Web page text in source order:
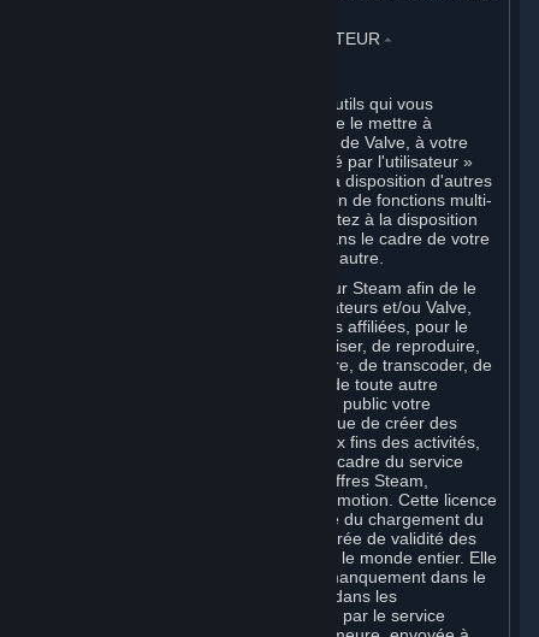
6. CONTENU GÉNÉRÉ PAR L'UTILISATEUR ⏶
Steam propose des interfaces et des outils qui vous
permettent de générer du contenu et de le mettre à
disposition des autres utilisateurs et/ou de Valve, à votre
entière discrétion. Le « Contenu généré par l'utilisateur »
signifie le contenu que vous mettez à la disposition d'autres
joueurs dans le cadre de votre utilisation de fonctions multi-
utilisateurs de Steam, ou que vous mettez à la disposition
de Valve ou de ses sociétés affiliées dans le cadre de votre
utilisation des Contenus et Services ou autre.
Lorsque vous chargez votre contenu sur Steam afin de le
rendre disponible pour les autres utilisateurs et/ou Valve,
vous accordez à Valve et à ses sociétés affiliées, pour le
monde entier, le droit non exclusif d'utiliser, de reproduire,
de modifier, de distribuer, de transmettre, de transcoder, de
traduire, de diffuser, de communiquer de toute autre
manière, et d'afficher et représenter en public votre
Contenu généré par l'utilisateur, ainsi que de créer des
œuvres dérivées à partir de celui-ci, aux fins des activités,
de la distribution, de l'inclusion dans le cadre du service
Steam, des jeux Steam et des autres offres Steam,
Souscriptions comprises, et de leur promotion. Cette licence
est octroyée à Valve au fur et à mesure du chargement du
contenu sur Steam pendant toute la durée de validité des
droits de propriété intellectuelle et pour le monde entier. Elle
peut être résiliée si Valve commet un manquement dans le
cadre de la licence et n'y remédie pas dans les
quatorze (14) jours suivant la réception par le service